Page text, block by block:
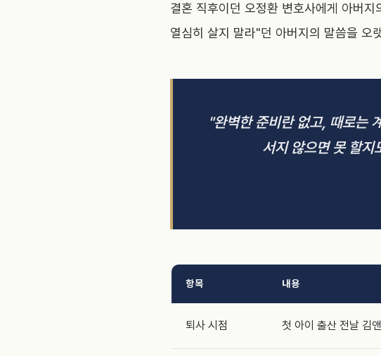
결혼 직후이던 오정환 변호사에게 아버
열심히 살지 말라"던 아버지의 말씀을 오
"완벽한 준비란 없고, 때로는
서지 않으면 못 할지
항목 내용
퇴사 시점 첫 아이 출산 전날 김